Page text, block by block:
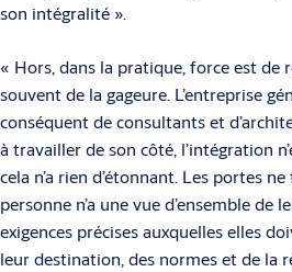
son intégralité ».
« Hors, dans la pratique, force est de
souvent de la gageure. L’entreprise
conséquent de consultants et
à travailler de son côté, l’intégration
cela n’a rien d’étonnant. Les portes
personne n’a une vue d’ensemble de
exigences précises auxquelles elles
leur destination, des nor­mes et de la